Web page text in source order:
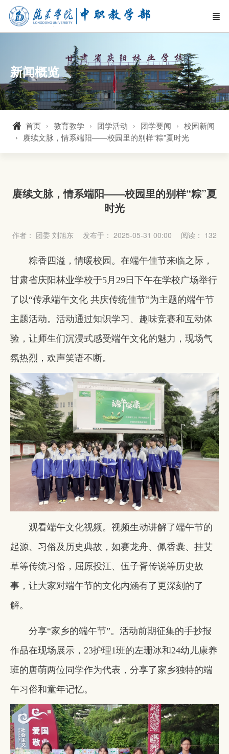
新闻概览
首页 教育教学 团学活动 团学要闻
校园新闻
赓续文脉，情系端阳——校园里的别样“粽”夏时光
赓续文脉，情系端阳——校园里的别样“粽”夏
时光
作者： 团委 刘旭东 发布于： 2025-05-31 00:00 阅读： 132
粽香四溢，情暖校园。在端午佳节来临之际，
甘肃省庆阳林业学校于5月29日下午在学校广场举行
了以“传承端午文化 共庆传统佳节”为主题的端午节
主题活动。活动通过知识学习、趣味竞赛和互动体
验，让师生们沉浸式感受端午文化的魅力，现场气
氛热烈，欢声笑语不断。
观看端午文化视频。视频生动讲解了端午节的
起源、习俗及历史典故，如赛龙舟、佩香囊、挂艾
草等传统习俗，屈原投江、伍子胥传说等历史故
事，让大家对端午节的文化内涵有了更深刻的了
解。
分享“家乡的端午节”。活动前期征集的手抄报
作品在现场展示，23护理1班的左珊冰和24幼儿康养
班的唐萌两位同学作为代表，分享了家乡独特的端
午习俗和童年记忆。